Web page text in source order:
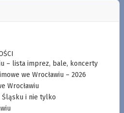
– lista imprez, bale, koncerty
we Wrocławiu – 2026
Wrocławiu
Śląsku i nie tylko